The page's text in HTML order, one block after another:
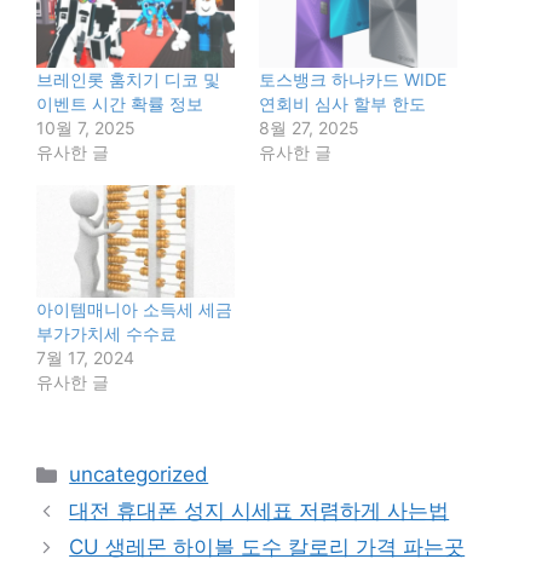
브레인롯 훔치기 디코 및
이벤트 시간 확률 정보
10월 7, 2025
유사한 글
토스뱅크 하나카드 WIDE
연회비 심사 할부 한도
8월 27, 2025
유사한 글
아이템매니아 소득세 세금
부가가치세 수수료
7월 17, 2024
유사한 글
카
테
리
uncategorized
대전 휴대폰 성지 시세표 저렴하게 사는법
CU 생레몬 하이볼 도수 칼로리 가격 파는곳